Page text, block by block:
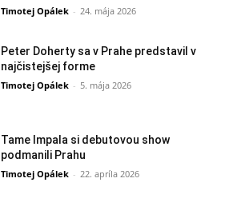
Timotej Opálek - 24. mája 2026
Peter Doherty sa v Prahe predstavil v
najčistejšej forme
Timotej Opálek - 5. mája 2026
Tame Impala si debutovou show
podmanili Prahu
Timotej Opálek - 22. apríla 2026